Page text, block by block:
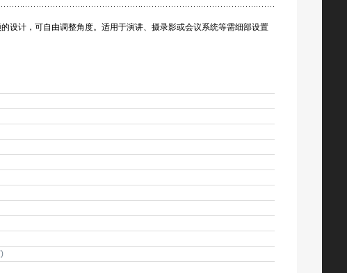
¥ 0.00
松下 Panasonic PT-FRZ580C 户外展览展示工程投影机（5400lm WUXGA） 5400流明
¥ 0.00
计，可自由调整角度。适用于演讲、摄录影或会议系统等需细部设置